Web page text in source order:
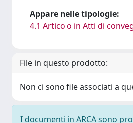
Appare nelle tipologie:
4.1 Articolo in Atti di
File in questo prodotto:
Non ci sono file associati a
I documenti in ARCA sono